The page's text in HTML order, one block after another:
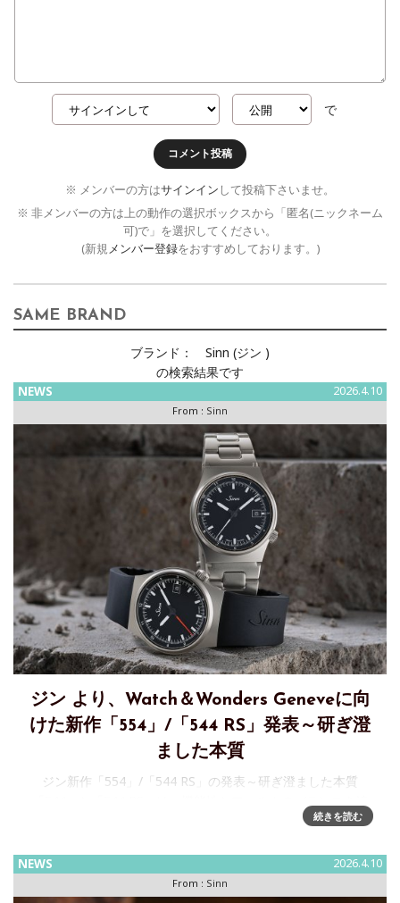
で
コメント投稿
※ メンバーの方はサインイン して投稿下さいませ。
※ 非メンバーの方は上の動作の選択ボックスから「匿名(ニックネーム
可)で」を選択してください。
(新規メンバー登録をおすすめしております。)
SAME BRAND
ブランド：
Sinn (ジン )
の検索結果です
NEWS 2026.4.10
From : Sinn
ジン より、Watch＆Wonders Geneveに向
けた新作「554」/「544 RS」発表～研ぎ澄
ました本質
ジン新作「554」/「544 RS」の発表～研ぎ澄ました本質
求した機械式腕時計です。明確なデザイン、精密な製造技
続きを読む
NEWS 2026.4.10
From : Sinn